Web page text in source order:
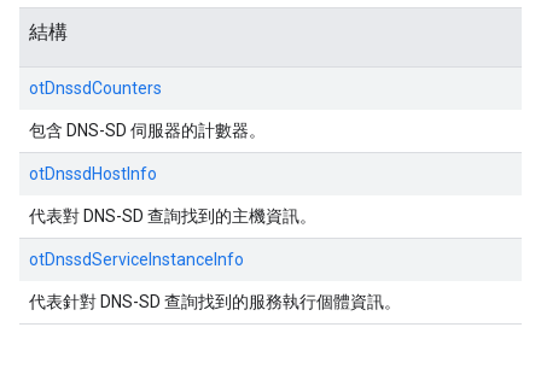
結構
otDnssdCounters
包含 DNS-SD 伺服器的計數器。
otDnssdHostInfo
代表對 DNS-SD 查詢找到的主機資訊。
otDnssdServiceInstanceInfo
代表針對 DNS-SD 查詢找到的服務執行個體資訊。